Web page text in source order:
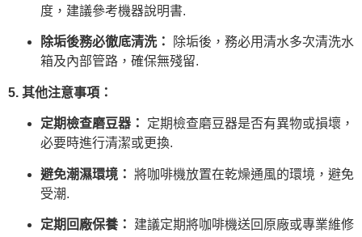
度，建議參考機器說明書.
除垢後務必徹底清洗：
除垢後，務必用清水多次清洗水
箱及內部管路，確保無殘留.
5. 其他注意事項：
定期檢查磨豆器：
定期檢查磨豆器是否有異物或損壞，
必要時進行清潔或更換.
避免潮濕環境： 將咖啡機放置在乾燥通風的環境，避免
受潮.
定期回廠保養：
建議定期將咖啡機送回原廠或專業維修